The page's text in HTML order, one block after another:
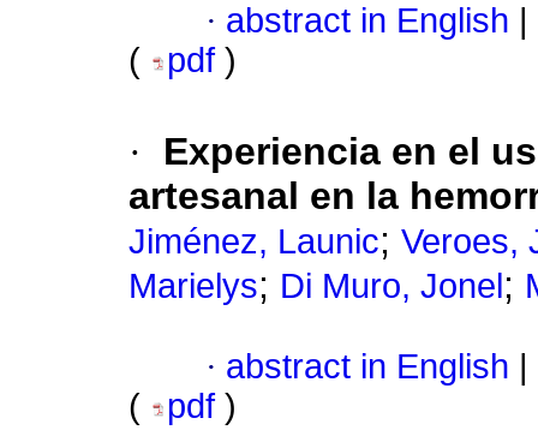
· abstract in English
(
pdf )
·
Experiencia en el
artesanal en la
Jiménez, Launic; Veroes,
Marielys; Di Muro, Jonel ;
· abstract in English
(
pdf )